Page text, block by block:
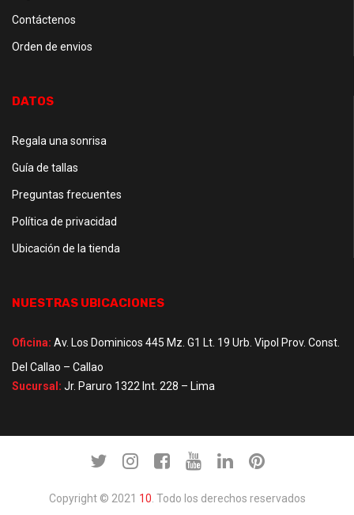
Contáctenos
Orden de envios
DATOS
Regala una sonrisa
Guía de tallas
Preguntas frecuentes
Política de privacidad
Ubicación de la tienda
NUESTRAS UBICACIONES
Oficina: Av. Los Dominicos 445 Mz. G1 Lt. 19 Urb. Vipol Prov. Const.
Del Callao – Callao
Sucursal: Jr. Paruro 1322 Int. 228 – Lima
Copyright © 2021 10 . Todo los derechos reservados